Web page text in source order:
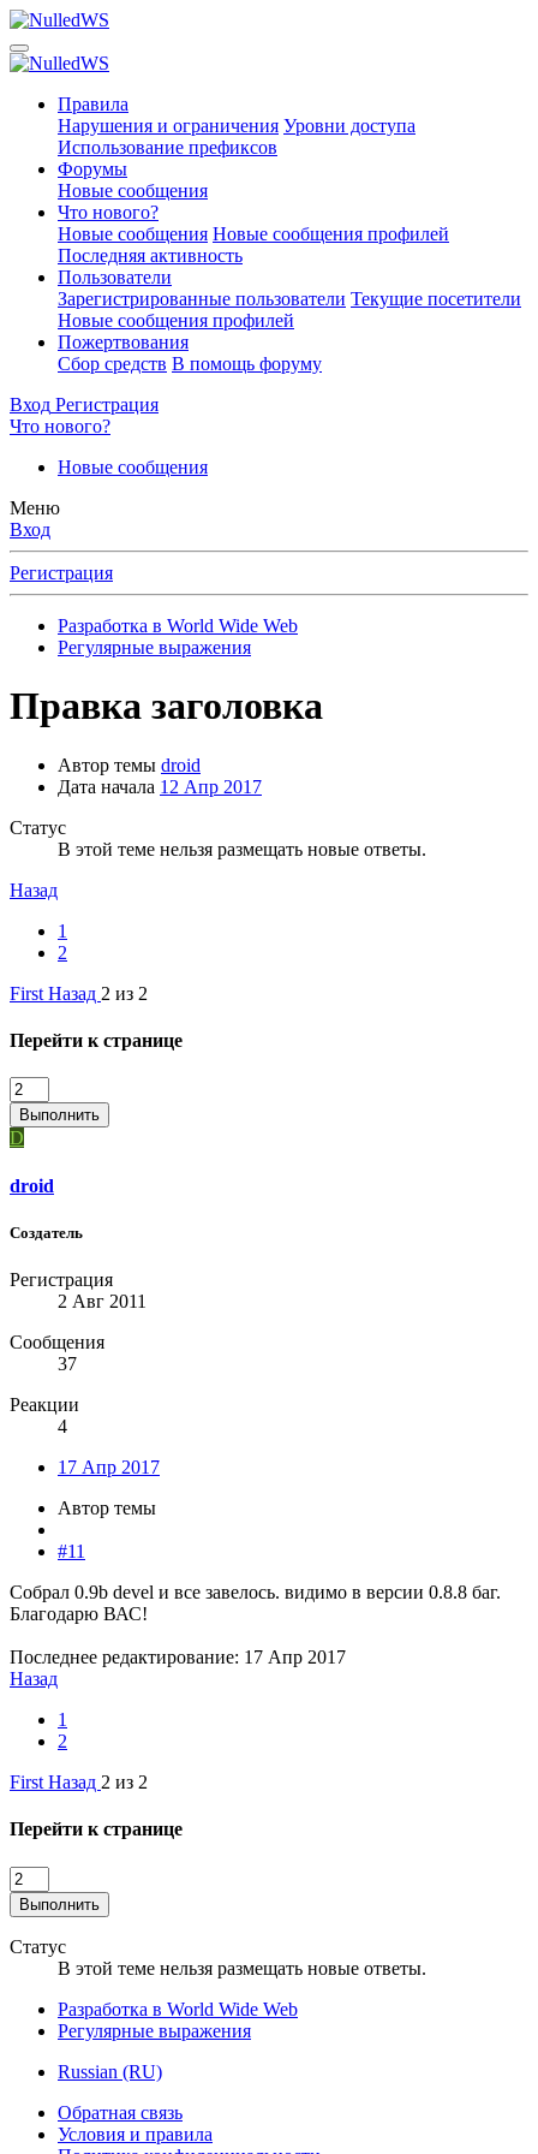
Правила
Нарушения и ограничения Уровни доступа
Использование префиксов
Форумы
Новые сообщения
Что нового?
Новые сообщения Новые сообщения профилей
Последняя активность
Пользователи
Зарегистрированные пользователи Текущие посетители
Новые сообщения профилей
Пожертвования
Сбор средств В помощь форуму
Вход Регистрация
Что нового?
Новые сообщения
Меню
Вход
Регистрация
Разработка в World Wide Web
Регулярные выражения
Правка заголовка
Автор темы droid
Дата начала 12 Апр 2017
Статус
В этой теме нельзя размещать новые ответы.
Назад
1
2
First Назад 2 из 2
Перейти к странице
Выполнить
D
droid
Создатель
Регистрация
2 Авг 2011
Сообщения
37
Реакции
4
17 Апр 2017
Автор темы
#11
Собрал 0.9b devel и все завелось. видимо в версии 0.8.8 баг.
Благодарю ВАС!
Последнее редактирование: 17 Апр 2017
Назад
1
2
First Назад 2 из 2
Перейти к странице
Выполнить
Статус
В этой теме нельзя размещать новые ответы.
Разработка в World Wide Web
Регулярные выражения
Russian (RU)
Обратная связь
Условия и правила